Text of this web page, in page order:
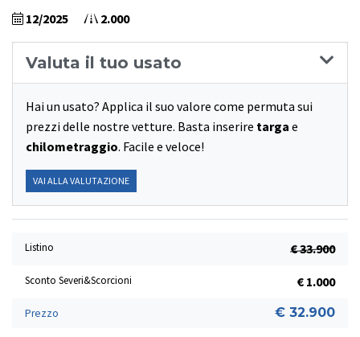
12/2025 2.000
Valuta il tuo usato
Hai un usato? Applica il suo valore come permuta sui
prezzi delle nostre vetture. Basta inserire targa e
chilometraggio. Facile e veloce!
VAI ALLA VALUTAZIONE
Listino € 33.900
Sconto Severi&Scorcioni € 1.000
Prezzo € 32.900